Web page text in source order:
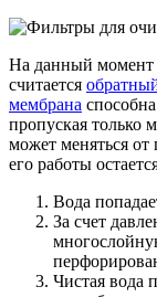
На данный момент
считается
мембрана
пропуская только
может меняться от
его работы
Вода
За счет
Чистая вода